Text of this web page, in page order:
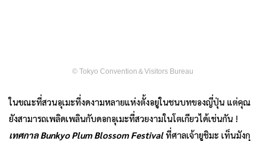
© Tokyo Convention＆Visitors Bureau
ในขณะที่สวนอุเมะที่งดงามหลายแห่งตั้งอยู่ในชนบทของญี่ปุ่น แต่คุณ
ยังสามารถเพลิดเพลินกับดอกอุเมะที่สวยงามในโตเกียวได้เช่นกัน !
เทศกาลBunkyo Plum Blossom Festivalที่ศาลเจ้ายูชิมะ เท็นมังกุ